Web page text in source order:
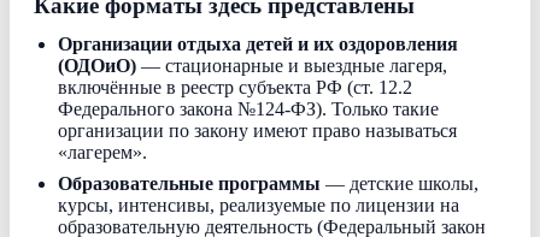
Какие форматы здесь представлены
Организации отдыха детей и их оздоровления
(ОДОиО) — стационарные и выездные лагеря,
включённые в реестр субъекта РФ (ст. 12.2
Федерального закона №124-ФЗ). Только такие
организации по закону имеют право называться
«лагерем».
Образовательные программы — детские школы,
курсы, интенсивы, реализуемые по лицензии на
образовательную деятельность (Федеральный закон